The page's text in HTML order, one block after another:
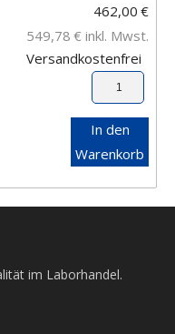
462,00 €
549,78 € inkl. Mwst.
Versandkostenfrei
In den
Warenkorb
im Laborhandel.